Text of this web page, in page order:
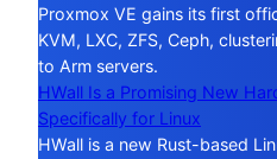
Proxmox VE gains its first
KVM, LXC, ZFS, Ceph,
to Arm servers.
HWall Is a Promising New
Specifically for Linux
HWall is a new Rust-based